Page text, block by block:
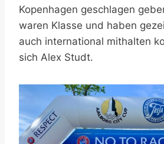
Kopenhagen geschlagen
waren Klasse und haben
auch international mithalten
sich Alex Studt.